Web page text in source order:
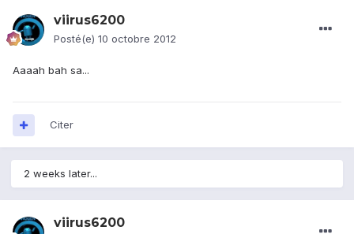
viirus6200
Posté(e) 10 octobre 2012
Aaaah bah sa...
Citer
2 weeks later...
viirus6200